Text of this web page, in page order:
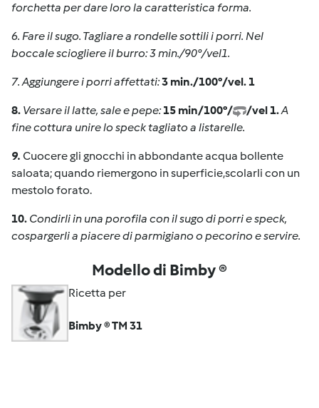
forchetta per dare loro la caratteristica forma.
6. Fare il sugo. Tagliare a rondelle sottili i porri. Nel
boccale sciogliere il burro: 3 min./90°/vel1.
7. Aggiungere i porri affettati:3 min./100°/vel. 1
8. Versare il latte, sale e pepe:15 min/100°/ /vel 1.A
fine cottura unire lo speck tagliato a listarelle.
9. Cuocere gli gnocchi in abbondante acqua bollente
saloata; quando riemergono in superficie,scolarli con un
mestolo forato.
10. Condirli in una porofila con il sugo di porri e speck,
cospargerli a piacere di parmigiano o pecorino e servire.
Modello di Bimby ®
Ricetta per
Bimby ® TM 31